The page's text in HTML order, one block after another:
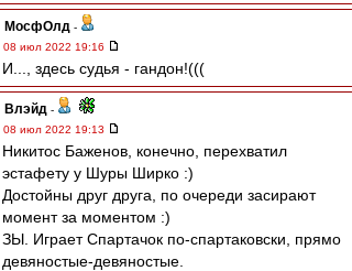
МосфОлд -
08 июл 2022 19:16
И..., здесь судья - гандон!(((
Влэйд -
08 июл 2022 19:13
Никитос Баженов, конечно, перехватил
эстафету у Шуры Ширко :)
Достойны друг друга, по очереди засирают
момент за моментом :)
ЗЫ. Играет Спартачок по-спартаковски, прямо
девяностые-девяностые.